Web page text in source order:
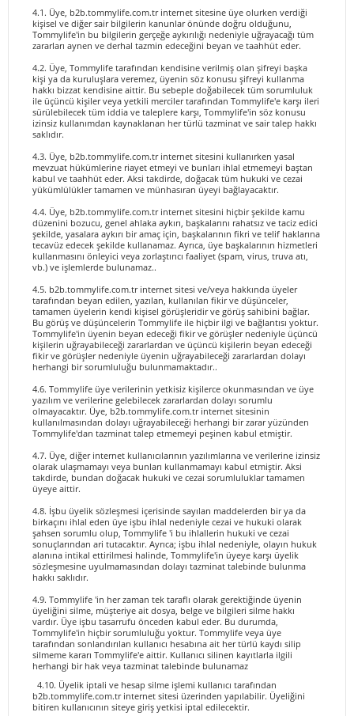
4.1. Üye, b2b.tommylife.com.tr internet sitesine üye olurken verdiği
kişisel ve diğer sair bilgilerin kanunlar önünde doğru olduğunu,
Tommylife'in bu bilgilerin gerçeğe aykırılığı nedeniyle uğrayacağı tüm
zararları aynen ve derhal tazmin edeceğini beyan ve taahhüt eder.
4.2. Üye, Tommylife tarafından kendisine verilmiş olan şifreyi başka
kişi ya da kuruluşlara veremez, üyenin söz konusu şifreyi kullanma
hakkı bizzat kendisine aittir. Bu sebeple doğabilecek tüm sorumluluk
ile üçüncü kişiler veya yetkili merciler tarafından Tommylife'e karşı ileri
sürülebilecek tüm iddia ve taleplere karşı, Tommylife'in söz konusu
izinsiz kullanımdan kaynaklanan her türlü tazminat ve sair talep hakkı
saklıdır.
4.3. Üye, b2b.tommylife.com.tr internet sitesini kullanırken yasal
mevzuat hükümlerine riayet etmeyi ve bunları ihlal etmemeyi baştan
kabul ve taahhüt eder. Aksi takdirde, doğacak tüm hukuki ve cezai
yükümlülükler tamamen ve münhasıran üyeyi bağlayacaktır.
4.4. Üye, b2b.tommylife.com.tr internet sitesini hiçbir şekilde kamu
düzenini bozucu, genel ahlaka aykırı, başkalarını rahatsız ve taciz edici
şekilde, yasalara aykırı bir amaç için, başkalarının fikri ve telif haklarına
tecavüz edecek şekilde kullanamaz. Ayrıca, üye başkalarının hizmetleri
kullanmasını önleyici veya zorlaştırıcı faaliyet (spam, virus, truva atı,
vb.) ve işlemlerde bulunamaz..
4.5. b2b.tommylife.com.tr internet sitesi ve/veya hakkında üyeler
tarafından beyan edilen, yazılan, kullanılan fikir ve düşünceler,
tamamen üyelerin kendi kişisel görüşleridir ve görüş sahibini bağlar.
Bu görüş ve düşüncelerin Tommylife ile hiçbir ilgi ve bağlantısı yoktur.
Tommylife'in üyenin beyan edeceği fikir ve görüşler nedeniyle üçüncü
kişilerin uğrayabileceği zararlardan ve üçüncü kişilerin beyan edeceği
fikir ve görüşler nedeniyle üyenin uğrayabileceği zararlardan dolayı
herhangi bir sorumluluğu bulunmamaktadır..
4.6. Tommylife üye verilerinin yetkisiz kişilerce okunmasından ve üye
yazılım ve verilerine gelebilecek zararlardan dolayı sorumlu
olmayacaktır. Üye, b2b.tommylife.com.tr internet sitesinin
kullanılmasından dolayı uğrayabileceği herhangi bir zarar yüzünden
Tommylife'dan tazminat talep etmemeyi peşinen kabul etmiştir.
4.7. Üye, diğer internet kullanıcılarının yazılımlarına ve verilerine izinsiz
olarak ulaşmamayı veya bunları kullanmamayı kabul etmiştir. Aksi
takdirde, bundan doğacak hukuki ve cezai sorumluluklar tamamen
üyeye aittir.
4.8. İşbu üyelik sözleşmesi içerisinde sayılan maddelerden bir ya da
birkaçını ihlal eden üye işbu ihlal nedeniyle cezai ve hukuki olarak
şahsen sorumlu olup, Tommylife 'i bu ihlallerin hukuki ve cezai
sonuçlarından ari tutacaktır. Ayrıca; işbu ihlal nedeniyle, olayın hukuk
alanına intikal ettirilmesi halinde, Tommylife'in üyeye karşı üyelik
sözleşmesine uyulmamasından dolayı tazminat talebinde bulunma
hakkı saklıdır.
4.9. Tommylife 'in her zaman tek taraflı olarak gerektiğinde üyenin
üyeliğini silme, müşteriye ait dosya, belge ve bilgileri silme hakkı
vardır. Üye işbu tasarrufu önceden kabul eder. Bu durumda,
Tommylife'in hiçbir sorumluluğu yoktur. Tommylife veya üye
tarafından sonlandırılan kullanıcı hesabına ait her türlü kaydı silip
silmeme kararı Tommylife'e aittir. Kullanıcı silinen kayıtlarla ilgili
herhangi bir hak veya tazminat talebinde bulunamaz
4.10. Üyelik iptali ve hesap silme işlemi kullanıcı tarafından
b2b.tommylife.com.tr internet sitesi üzerinden yapılabilir. Üyeliğini
bitiren kullanıcının siteye giriş yetkisi iptal edilecektir.